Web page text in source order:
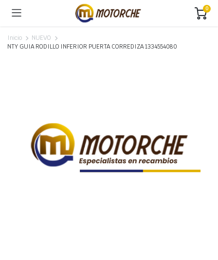
0
Inicio
NUEVO
NTY GUIA RODILLO INFERIOR PUERTA CORREDIZA 1334554080